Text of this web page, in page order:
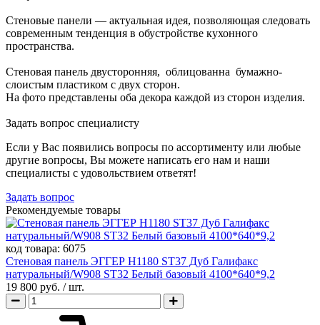
Стеновые панели — актуальная идея, позволяющая следовать
современным тенденция в обустройстве кухонного
пространства.
Стеновая панель двусторонняя, облицованна бумажно-
слоистым пластиком с двух сторон.
На фото представлены оба декора каждой из сторон изделия.
Задать вопрос специалисту
Если у Вас появились вопросы по ассортименту или любые
другие вопросы, Вы можете написать его нам и наши
специалисты с удовольствием ответят!
Задать вопрос
Рекомендуемые товары
код товара: 6075
Стеновая панель ЭГГЕР H1180 ST37 Дуб Галифакс
натуральный/W908 ST32 Белый базовый 4100*640*9,2
19 800 руб. / шт.